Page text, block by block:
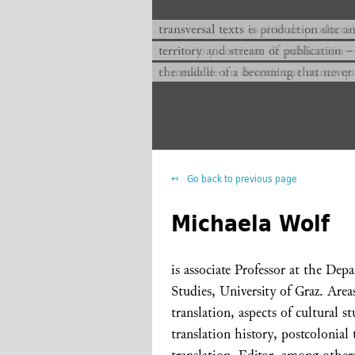
transversal texts es sitio de
territorio y corriente de publicación −
el medio de un devenir que nunca
transversal texts is production site
territory and stream of publication −
the middle of a becoming that
Go back to previous page
Michaela Wolf
is associate Professor at the
Studies, University of Graz.
translation, aspects of cultural
translation history,